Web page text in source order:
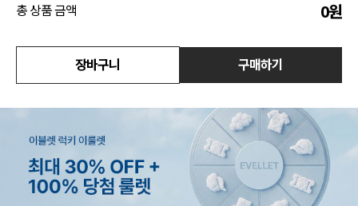
총 상품 금액 0원
장바구니 구매하기